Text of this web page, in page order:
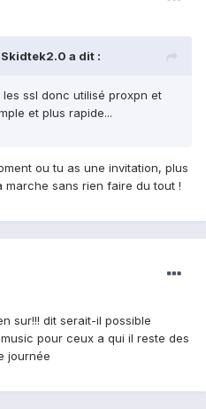
a dit :
ssl donc utilisé proxpn et
et plus rapide...
ou tu as une invitation, plus
sans rien faire du tout !
sur!!! dit serait-il possible
pour ceux a qui il reste des
journée